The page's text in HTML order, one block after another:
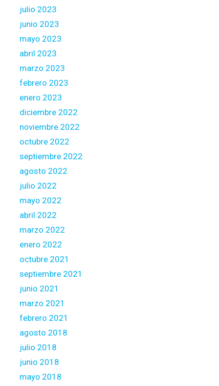
julio 2023
junio 2023
mayo 2023
abril 2023
marzo 2023
febrero 2023
enero 2023
diciembre 2022
noviembre 2022
octubre 2022
septiembre 2022
agosto 2022
julio 2022
mayo 2022
abril 2022
marzo 2022
enero 2022
octubre 2021
septiembre 2021
junio 2021
marzo 2021
febrero 2021
agosto 2018
julio 2018
junio 2018
mayo 2018